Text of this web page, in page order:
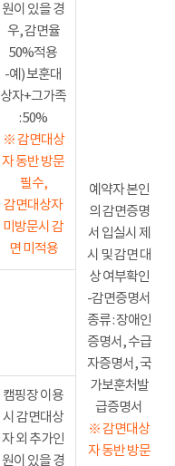
원이 있을 경
우, 감면율
50%적용
-예) 보훈대
상자+그가족
: 50%
※ 감면대상
자 동반 방문
필수,
감면대상자
미방문시 감
면 미적용
예약자 본인
의 감면증명
서 입실시 제
시 및 감면 대
상 여부확인
-감면증명서
종류 : 장애인
증명서, 수급
자증명서, 국
가보훈처발
급증명서
※ 감면대상
자 동반 방문
캠핑장 이용
시 감면대상
자 외 추가인
원이 있을 경